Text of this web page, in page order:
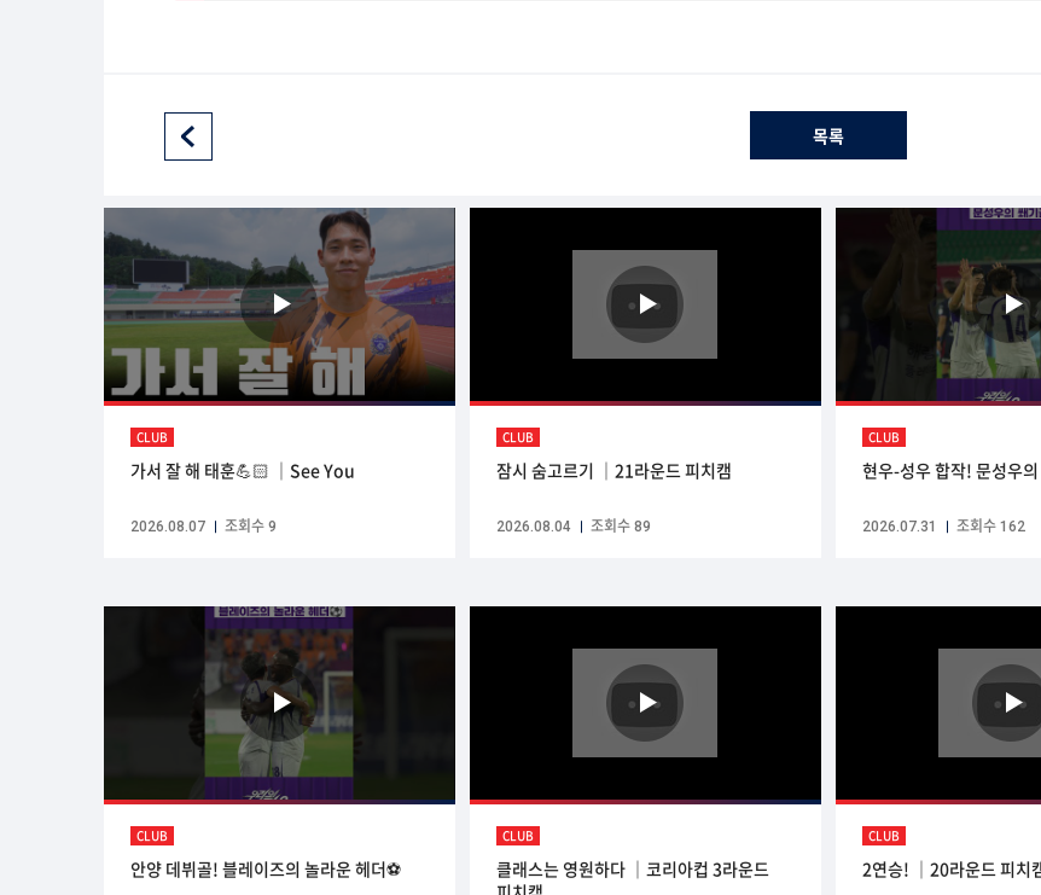
목록
CLUB
가서 잘 해 태훈💪🏻 ｜See You
2026.08.07 조회수 9
CLUB
잠시 숨고르기 ｜21라운드 피치캠
2026.08.04 조회수 89
CLUB
현우-성우 합작! 문성우
2026.07.31 조회수 162
CLUB
안양 데뷔골! 블레이즈의 놀라운 헤더⚽
CLUB
클래스는 영원하다 ｜코리아컵 3라운드
CLUB
2연승! ｜20라운드 피치